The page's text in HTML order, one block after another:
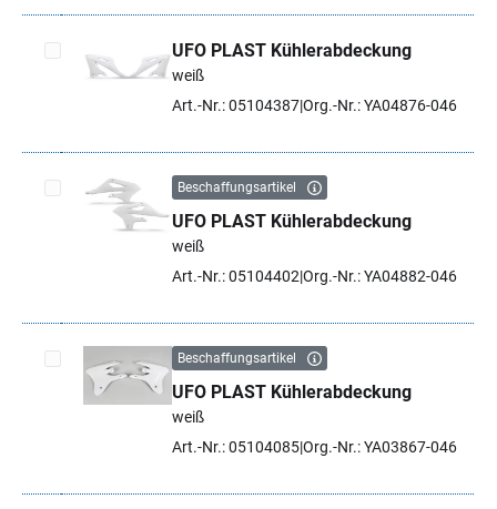
Artikel auswählen
UFO PLAST Kühlerabdeckung
weiß
Art.-Nr.: 05104387Org.-Nr.: YA04876-046
Artikel auswählen
Beschaffungsartikel
UFO PLAST Kühlerabdeckung
weiß
Art.-Nr.: 05104402 Org.-Nr.: YA04882-046
Artikel auswählen
Beschaffungsartikel
UFO PLAST Kühlerabdeckung
weiß
Art.-Nr.: 05104085Org.-Nr.: YA03867-046